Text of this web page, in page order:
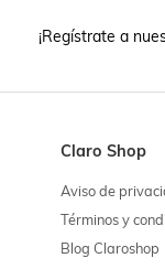
¡Regístrate a
Claro Shop
Aviso de
Términos y
Blog Claroshop